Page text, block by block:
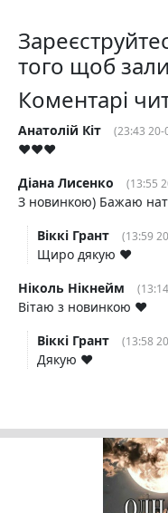
того щоб
Коментарі
Анатолій Кіт (23:43 20-
❤️❤️❤️
Діана Лисенко
(13:55
З новинкою) Бажаю
Віккі Грант
(13:59
Щиро дякую ❤
Ніколь Нікнейм
Вітаю з новинкою ❤
Віккі Грант
(13:58
Дякую ❤